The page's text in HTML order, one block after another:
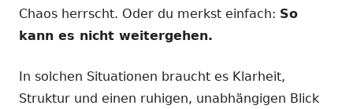
Chaos herrscht. Oder du merkst einfach: So
kann es nicht weitergehen.
In solchen Situationen braucht es Klarheit,
Struktur und einen ruhigen, unabhängigen Blick